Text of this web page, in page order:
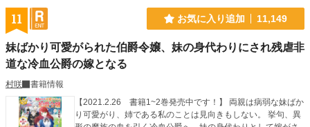
11 お気に入り追加 11,149
妹ばかり可愛がられた伯爵令嬢、妹の身代わりにされ残虐非
道な冷血公爵の嫁となる
村咲
書籍情報
【2021.2.26 書籍1~2巻発売中です！】 両親は病弱な妹ばか
り可愛がり、姉である私のことは見向きもしない。 挙句、異